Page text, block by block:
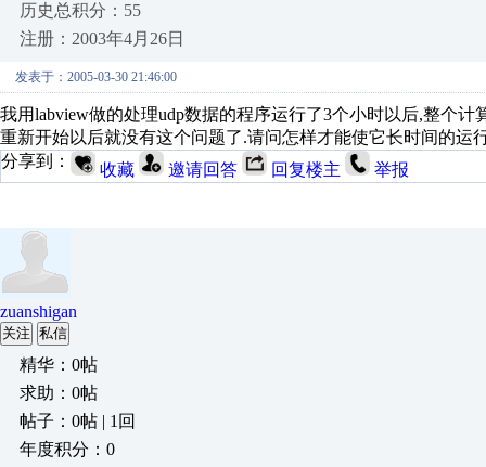
历史总积分：55
注册：2003年4月26日
发表于：2005-03-30 21:46:00
我用labview做的处理udp数据的程序运行了3个小时以后,整个计
重新开始以后就没有这个问题了.请问怎样才能使它长时间的运
分享到：
收藏 邀请回答 回复楼主 举报
zuanshigan
关注 私信
精华：0帖
求助：0帖
帖子：0帖 | 1回
年度积分：0